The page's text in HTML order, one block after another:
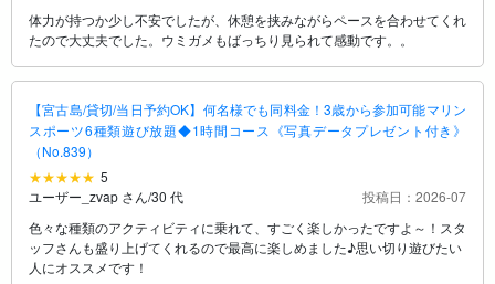
体力が持つか少し不安でしたが、休憩を挟みながらペースを合わせてくれ
たので大丈夫でした。ウミガメもばっちり見られて感動です。。
【宮古島/貸切/当日予約OK】何名様でも同料金！3歳から参加可能マリン
スポーツ6種類遊び放題◆1時間コース《写真データプレゼント付き》
（No.839）
5
ユーザー_zvap さん/30 代
投稿日：2026-07
色々な種類のアクティビティに乗れて、すごく楽しかったですよ～！スタ
ッフさんも盛り上げてくれるので最高に楽しめました♪思い切り遊びたい
人にオススメです！